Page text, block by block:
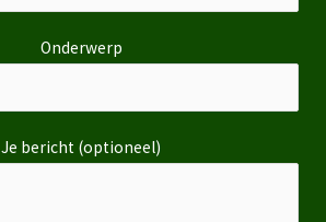
Onderwerp
Je bericht (optioneel)